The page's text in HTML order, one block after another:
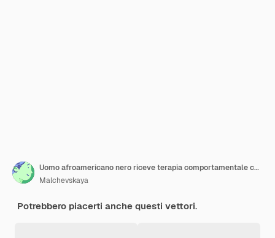
Uomo afroamericano nero riceve terapia comportamentale cognitiva per l'ansia
Malchevskaya
Potrebbero piacerti anche questi vettori.